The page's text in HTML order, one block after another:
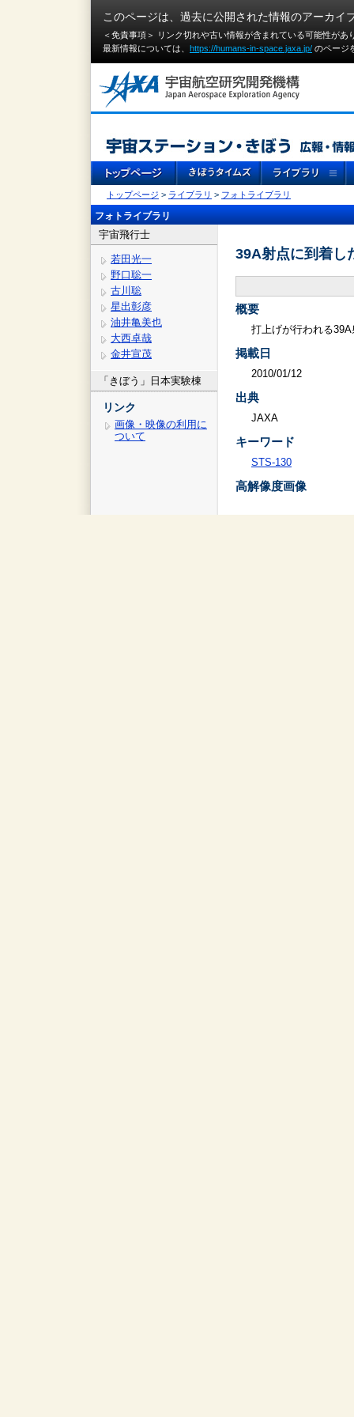
このページは、過去に公開された情報のアーカイ
＜免責事項＞ リンク切れや古い情報が含まれている可能性が
最新情報については、 https://humans-in-space.jaxa.jp/ のページ
トップページ > ライブラリ > フォトライブラリ
フォトライブラリ
宇宙飛行士
若田光一
野口聡一
古川聡
星出彰彦
油井亀美也
大西卓哉
金井宣茂
「きぼう」日本実験棟
リンク
画像・映像の利用に
ついて
39A射点に到着し
概要
打上げが行われる
掲載日
2010/01/12
出典
JAXA
キーワード
STS-130
高解像度画像